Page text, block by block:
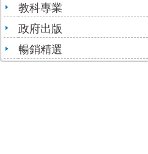
教科專業
政府出版
暢銷精選